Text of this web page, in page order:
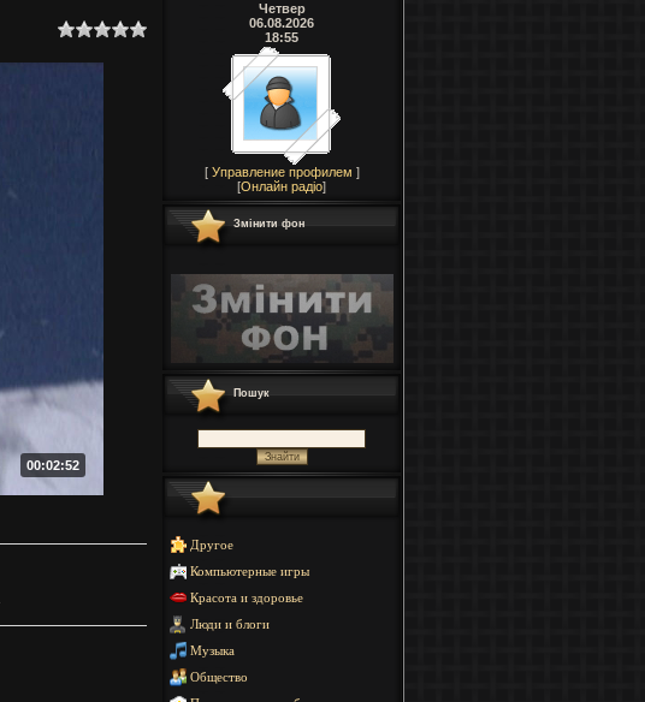
00:02:52
Четвер
06.08.2026
18:55
[ Управление профилем ]
[Онлайн радіо]
Змінити фон
Пошук
Другое
Компьютерные игры
Красота и здоровье
Люди и блоги
Музыка
Общество